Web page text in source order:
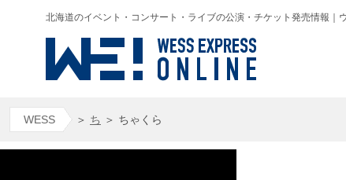
北海道のイベント・コンサート・ライブの公演・チケット発売情報｜
WESS ＞ ち ＞ ちゃくら